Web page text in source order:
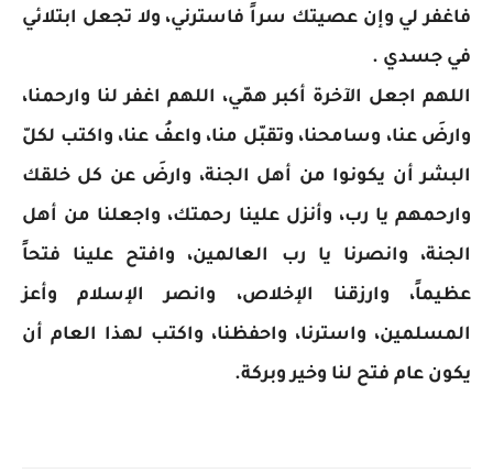
فاغفر لي وإن عصيتك سراً فاسترني، ولا تجعل ابتلائي
في جسدي .
اللهم اجعل الآخرة أكبر همّي، اللهم اغفر لنا وارحمنا،
وارضَ عنا، وسامحنا، وتقبّل منا، واعفُ عنا، واكتب لكلّ
البشر أن يكونوا من أهل الجنة، وارضَ عن كل خلقك
وارحمهم يا رب، وأنزل علينا رحمتك، واجعلنا من أهل
الجنة، وانصرنا يا رب العالمين، وافتح علينا فتحاً
عظيماً، وارزقنا الإخلاص، وانصر الإسلام وأعز
المسلمين، واسترنا، واحفظنا، واكتب لهذا العام أن
يكون عام فتح لنا وخير وبركة.